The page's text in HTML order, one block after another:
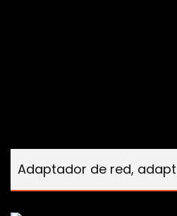
Adaptador de red,